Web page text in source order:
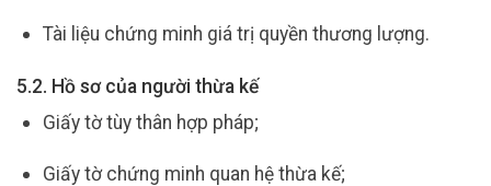
Tài liệu chứng minh giá trị quyền thương lượng.
5.2. Hồ sơ của người thừa kế
Giấy tờ tùy thân hợp pháp;
Giấy tờ chứng minh quan hệ thừa kế;